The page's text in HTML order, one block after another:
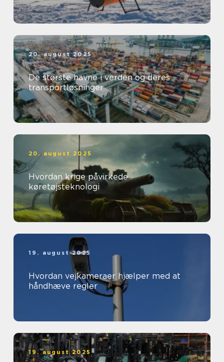
20. august 2025
De største havne i verden og deres
transportløsninger
20. august 2025
Hvordan krige påvirkede
køretøjsteknologi
19. august 2025
Hvordan vejkameraer hjælper med at
håndhæve regler
19. august 2025